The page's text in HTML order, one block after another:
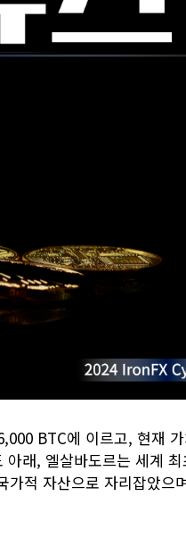
BTC에 이르고, 현재
래, 엘살바도르는 세계 최
적 자산으로 자리잡았으